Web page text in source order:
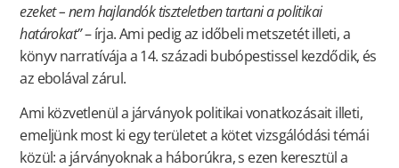
ezeket – nem hajlandók tiszteletben tartani a politikai
határokat”– írja. Ami pedig az időbeli metszetét illeti, a
könyv narratívája a 14. századi bubópestissel kezdődik, és
az ebolával zárul.
Ami közvetlenül a járványok politikai vonatkozásait illeti,
emeljünk most ki egy területet a kötet vizsgálódási témái
közül: a járványoknak a háborúkra, s ezen keresztül a